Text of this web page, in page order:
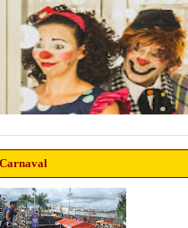
Carnaval